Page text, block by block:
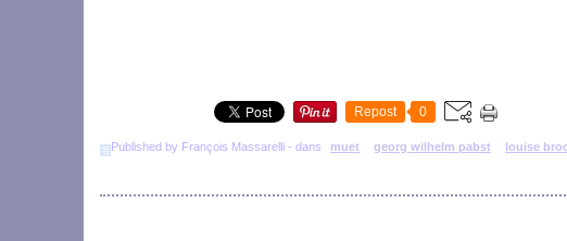
Repost 0
Published by François Massarelli - dans muet georg wilhelm pabst louise